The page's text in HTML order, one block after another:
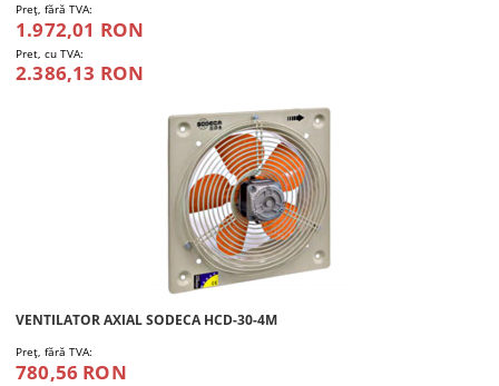
Preţ, fără TVA:
1.972,01 RON
Pret, cu TVA:
2.386,13 RON
VENTILATOR AXIAL SODECA HCD-30-4M
Preţ, fără TVA:
780,56 RON